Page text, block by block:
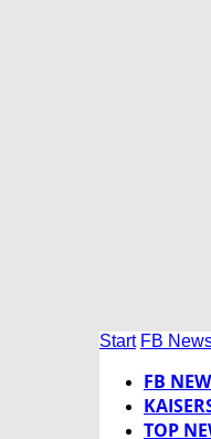
Start FB
FB
TOP